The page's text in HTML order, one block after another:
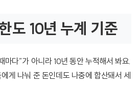
도 10년 누계 기준
마다”가 아니라 10년 동안 누적해서 봐요.
게 나눠 준 돈인데도 나중에 합산돼서 세